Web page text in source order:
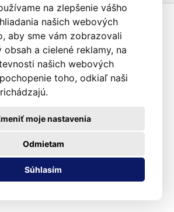
na zlepšenie vášho
našich webových
aby sme vám zobrazovali
obsah a cielené reklamy, na
našich webových
toho, odkiaľ naši
Súhlasím
Odmietam
moje nastavenia